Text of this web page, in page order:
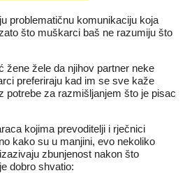
problematičnu komunikaciju koja
što muškarci baš ne razumiju što
žene žele da njihov partner neke
preferiraju kad im se sve kaže
potrebe za razmišljanjem što je pisac
kojima prevoditelji i rječnici
kako su u manjini, evo nekoliko
zbunjenost nakon što
dobro shvatio: